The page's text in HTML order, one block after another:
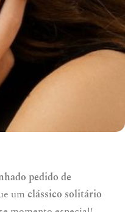
pedido de
um clássico solitário